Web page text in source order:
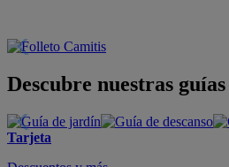
Descubre nuestras guías
Tarjeta